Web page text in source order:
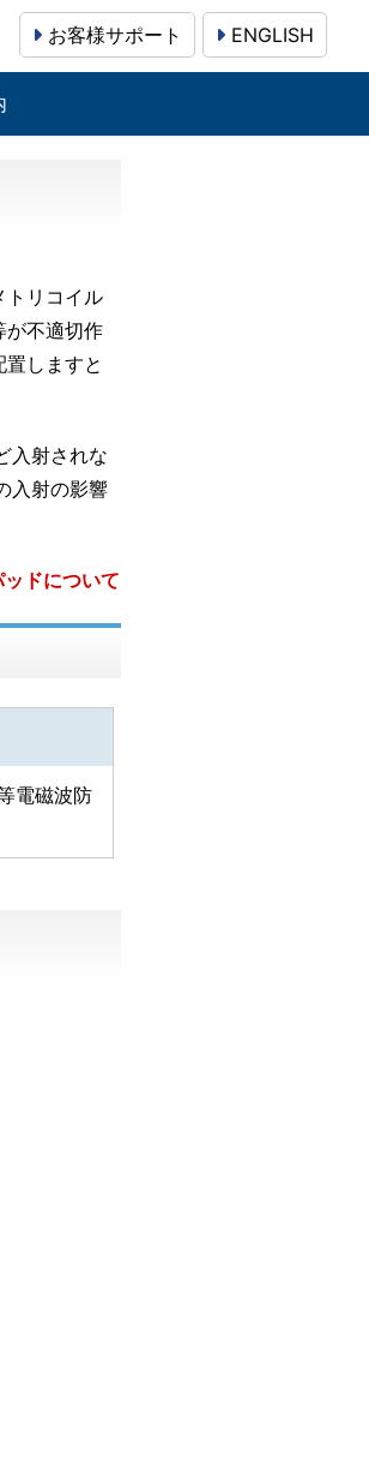
お客様サポート ENGLISH
トリコイル
が不適切作
しますと
入射されな
入射の影響
ドについて
電磁波防